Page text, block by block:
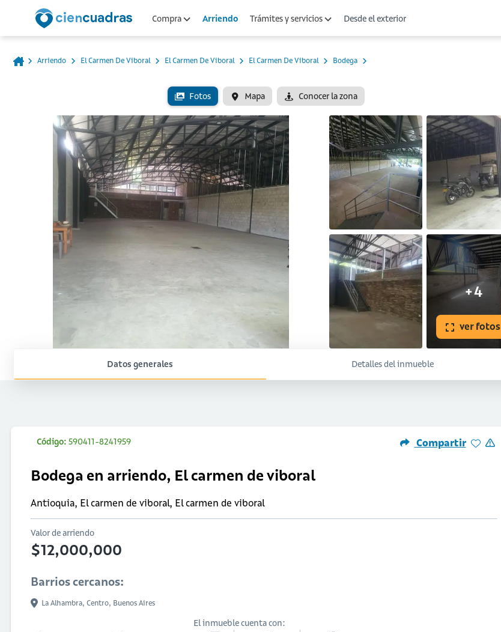
Compra Arriendo Trámites y servicios Desde el exterior
Arriendo El Carmen De Viboral El Carmen De Viboral El Carmen De Viboral Bodega
Fotos Mapa Conocer la zona
+4
ver fotos
Datos generales Detalles del inmueble
Código: 590411-8241959 Compartir
Bodega en arriendo, El carmen de viboral
Antioquia, El carmen de viboral, El carmen de viboral
Valor de arriendo
$12,000,000
Barrios cercanos:
La Alhambra, Centro, Buenos Aires
El inmueble cuenta con: